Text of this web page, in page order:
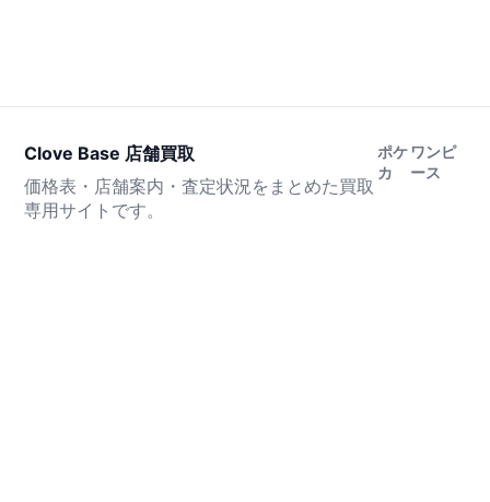
Clove Base 店舗買取
価格表・店舗案内・査定状況をまとめた買取
専用サイトです。
ポケ
カ
ワンピ
ース